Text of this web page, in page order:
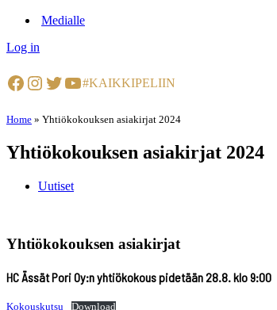
Medialle
Log in
Facebook
Instagram
Twitter
YouTube
#KAIKKIPELIIN
Home » Yhtiökokouksen asiakirjat 2024
Yhtiökokouksen asiakirjat 2024
Uutiset
Yhtiökokouksen asiakirjat
HC Ässät Pori Oy:n yhtiökokous pidetään 28.8. klo 9:00
Kokouskutsu
Download